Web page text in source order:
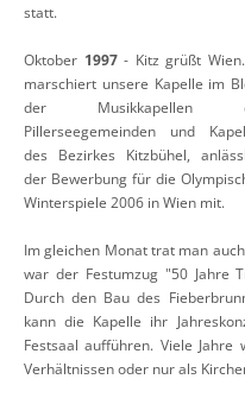
statt.
Oktober 1997- Kitz grüßt
marschiert unsere Kapelle im
der Musikkapellen
Pillerseegemeinden und
des Bezirkes Kitzbühel,
der Bewerbung für die
Winterspiele 2006 in Wien mit.
Im gleichen Monat trat man
war der Festumzug "50 Jahre
Durch den Bau des
kann die Kapelle ihr
Festsaal aufführen. Viele
Verhältnissen oder nur als